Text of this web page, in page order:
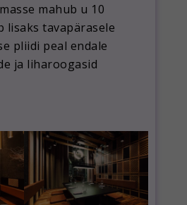
mahub u 10
lisaks tavapärasele
pliidi peal endale
ja liharoogasid